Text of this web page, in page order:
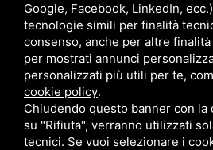
CONTATTI
+39 334 7035765
+39 329 8607630
Google, Facebook, LinkedIn,
tecnologie simili per finalità
consenso, anche per altre
per mostrati annunci
personalizzati più utili per te,
cookie policy.
Chiudendo questo banner con
su "Rifiuta", verranno utilizzati
tecnici. Se vuoi selezionare i